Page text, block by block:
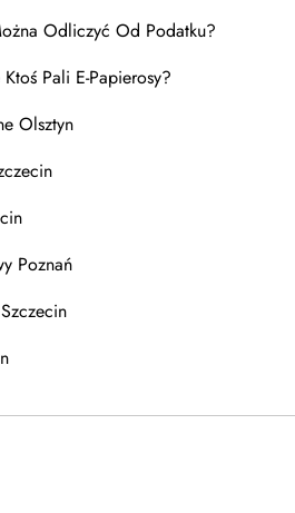
Odliczyć Od Podatku?
Pali E-Papierosy?
Olsztyn
Poznań